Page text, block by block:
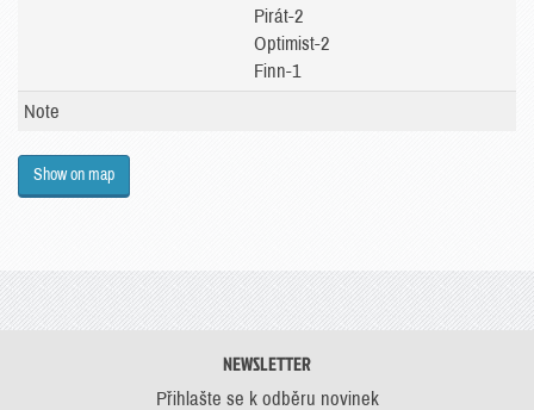
Pirát-2
Optimist-2
Finn-1
Note
Show on map
NEWSLETTER
Přihlašte se k odběru novinek